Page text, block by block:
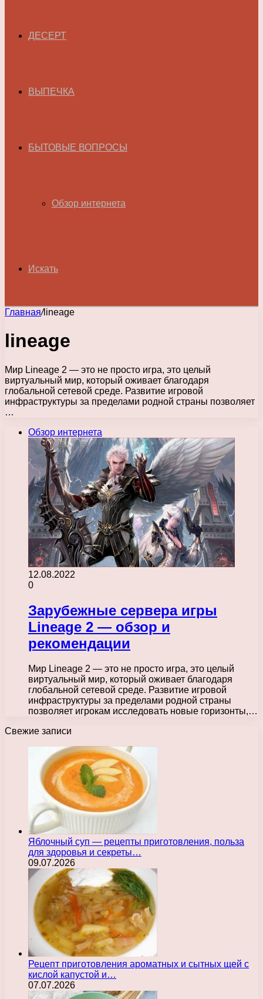
ДЕСЕРТ
ВЫПЕЧКА
БЫТОВЫЕ ВОПРОСЫ
Обзор интернета
Искать
Главная/lineage
lineage
Мир Lineage 2 — это не просто игра, это целый
виртуальный мир, который оживает благодаря
глобальной сетевой среде. Развитие игровой
инфраструктуры за пределами родной страны позволяет
…
Обзор интернета
12.08.2022
0
Зарубежные сервера игры
Lineage 2 — обзор и
рекомендации
Мир Lineage 2 — это не просто игра, это целый
виртуальный мир, который оживает благодаря
глобальной сетевой среде. Развитие игровой
инфраструктуры за пределами родной страны
позволяет игрокам исследовать новые горизонты,…
Свежие записи
Яблочный суп — рецепты приготовления, польза
для здоровья и секреты…
09.07.2026
Рецепт приготовления ароматных и сытных щей с
кислой капустой и…
07.07.2026